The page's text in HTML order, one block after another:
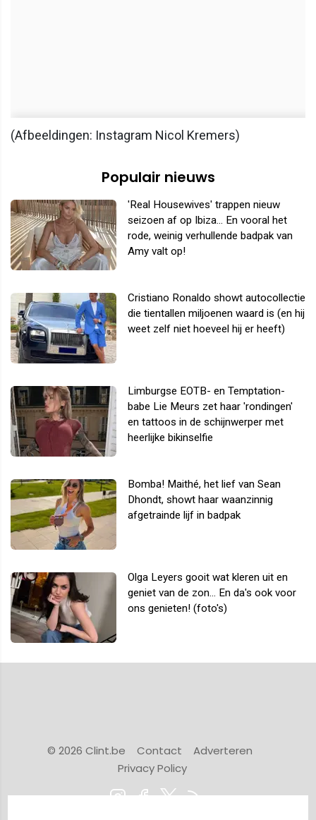
(Afbeeldingen: Instagram Nicol Kremers)
Populair nieuws
'Real Housewives' trappen nieuw
seizoen af op Ibiza... En vooral het
rode, weinig verhullende badpak van
Amy valt op!
Cristiano Ronaldo showt autocollectie
die tientallen miljoenen waard is (en hij
weet zelf niet hoeveel hij er heeft)
Limburgse EOTB- en Temptation-
babe Lie Meurs zet haar 'rondingen'
en tattoos in de schijnwerper met
heerlijke bikinselfie
Bomba! Maithé, het lief van Sean
Dhondt, showt haar waanzinnig
afgetrainde lijf in badpak
Olga Leyers gooit wat kleren uit en
geniet van de zon... En da's ook voor
ons genieten! (foto's)
© 2026 Clint.be Contact
Adverteren
Privacy Policy